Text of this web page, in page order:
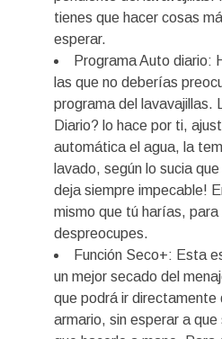
tienes que hacer cosas
esperar.
Programa Auto diario:
las que no deberías
programa del lavavajillas.
Diario? lo hace por ti,
automática el agua, la
lavado, según lo sucia
deja siempre impecable!
mismo que tú harías,
despreocupes.
Función Seco+: Esta
un mejor secado del
que podrá ir directamente
armario, sin esperar a